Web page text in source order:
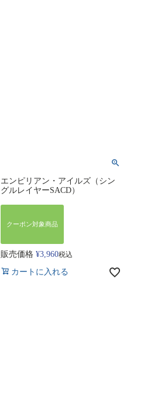
エンピリアン・アイルズ（シン
グルレイヤーSACD）
クーポン対象商品
販売価格 ¥3,960税込
カートに入れる